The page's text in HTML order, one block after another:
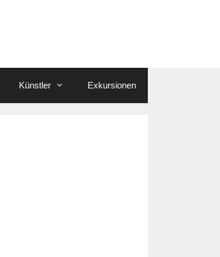
Künstler Exkursionen